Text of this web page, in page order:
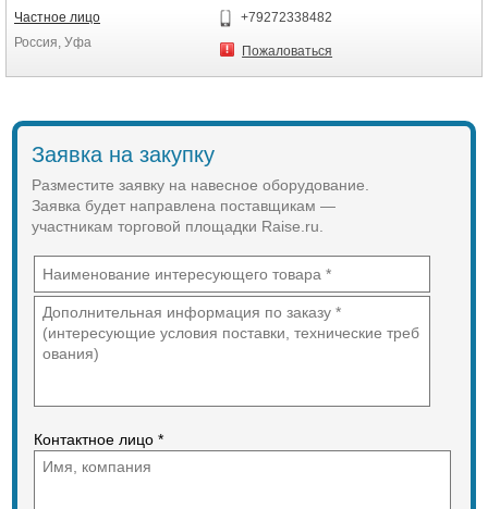
инструментом для применения в
широком ряде сортировочных и
погрузочных работ.
Частное лицо
Россия, Уфа
+79272338482
Пожаловаться
Заявка на закупку
Разместите заявку на навесное оборудование.
Заявка будет направлена поставщикам —
участникам торговой площадки Raise.ru.
Контактное лицо *